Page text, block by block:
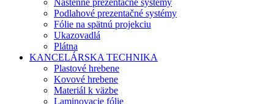
Nástenné prezentačné systémy
Podlahové prezentačné systémy
Fólie na spätnú projekciu
Ukazovadlá
Plátna
KANCELÁRSKA TECHNIKA
Plastové hrebene
Kovové hrebene
Materiál k väzbe
Laminovacie fólie